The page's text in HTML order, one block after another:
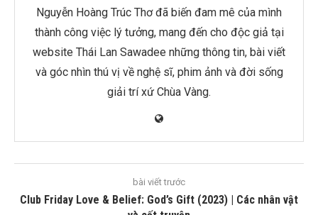
Nguyễn Hoàng Trúc Thơ đã biến đam mê của mình
thành công việc lý tưởng, mang đến cho độc giả tại
website Thái Lan Sawadee những thông tin, bài viết
và góc nhìn thú vị về nghệ sĩ, phim ảnh và đời sống
giải trí xứ Chùa Vàng.
bài viết trước
Club Friday Love & Belief: God’s Gift (2023) | Các nhân vật